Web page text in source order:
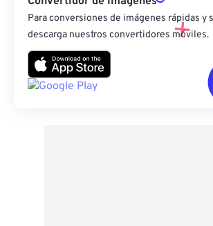
Para conversiones de imágenes rápidas y
descarga nuestros convertidores móviles.